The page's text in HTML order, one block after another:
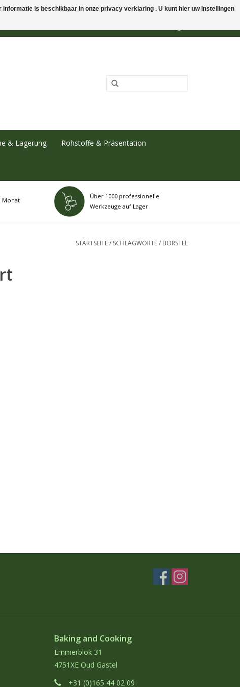
& Lagerung Rohstoffe & Präsentation
Monat
Über 1000 professionelle
Werkzeuge auf Lager
STARTSEITE/ SCHLAGWORTE/ BORSTEL
Baking and Cooking
Emmerblok 31
4751XE Oud Gastel
+31 (0)165 44 02 09
is beschikbaar in onze privacy verklaring . U kunt hier uw instellingen